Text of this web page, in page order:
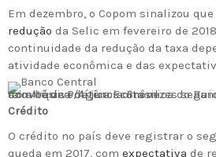
Em dezembro, o Copom sinalizou
redução da Selic em fevereiro de
continuidade da redução da taxa
atividade econômica e das
Comitê de Política Econômica do Banco Central reduziu a taxa básica de juros oito vezes seguidas até chegar a 7% ao anoArquivo/Agência Brasil
Crédito
O crédito no país deve registrar o
queda em 2017, com expectativa de